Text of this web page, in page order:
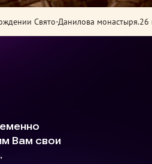
Свято-Данилова монастыря.26